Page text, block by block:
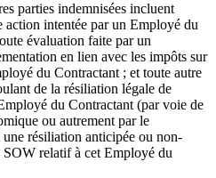
parties indemnisées incluent
action intentée par un Employé du
évaluation faite par un
en lien avec les impôts sur
du Contractant ; et toute autre
de la résiliation légale de
du Contractant (par voie de
ou autrement par le
une résiliation anticipée ou non-
relatif à cet Employé du